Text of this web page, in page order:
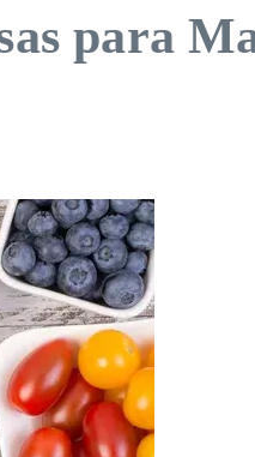
para